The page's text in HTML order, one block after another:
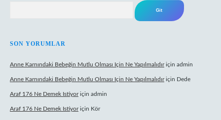
SON YORUMLAR
Anne Karnındaki Bebeğin Mutlu Olması Için Ne Yapılmalıdıriçin admin
Anne Karnındaki Bebeğin Mutlu Olması Için Ne Yapılmalıdıriçin Dede
Araf 176 Ne Demek Istiyoriçin admin
Araf 176 Ne Demek Istiyoriçin Kör